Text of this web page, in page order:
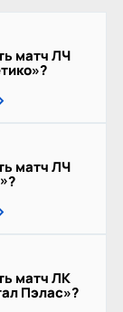
матч ЛЧ
матч ЛЧ
матч ЛК
Пэлас»?